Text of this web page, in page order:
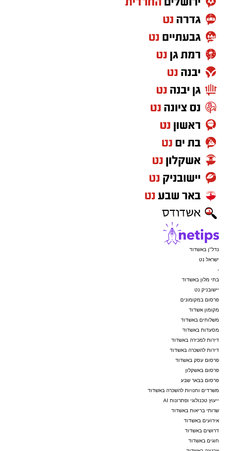
להשאירו בידי ילדים קטנים ללא השגחה. במקרה
חירום של נעילת רכב, יש ליצור קשר מיידי עם
מוקד ידידים בטלפון
מעוניינים להגיב? לדווח ? צרו איתנו קשר במייל -
ASHDODS@ISNET.CO.IL
נדל"ן באשדוד
ישראל נט
-
בתי מלון באשדוד
יישובניק נט
פרסום במקומונים
מקומון אשדוד
משלוחים באשדוד
מסעדות באשדוד
דירות למכירה באשדוד
דירות להשכרה באשדוד
פרסום עסק באשדוד
פרסום באשקלון
פרסום בבאר שבע
משרדים וחנויות להשכרה באשדוד
ייעוץ טכנולוגי ופתרונות AI
שרותי בריאות באשדוד
אירועים באשדוד
דרושים באשדוד
חוגים באשדוד